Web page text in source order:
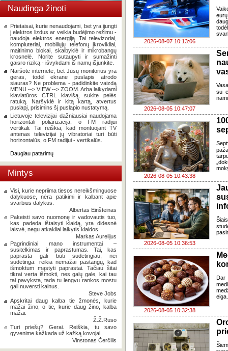
Naudinga žinoti
Prietaisai, kurie nenaudojami, bet yra įjungti
į elektros lizdus ar veikia budėjimo režimu -
naudoja elektros energiją. Tai televizoriai,
kompiuteriai, mobiliųjų telefonų įkrovikliai,
maitinimo blokai, skalbyklė ir mikrobangų
krosnelė. Norite sutaupyti ir sumažinti
gaisro riziką - išvykdami iš namų išjunkite.
Naršote internete, bet Jūsų monitorius yra
geras, todėl ekrane puslapis atrodo
siauras? Ne problema - padidinkite vaizdą
MENU --> VIEW --> ZOOM. Arba laikydami
klaviatūros CTRL klavišą, sukite pelės
ratuką. Naršyklė ir kitą kartą, atvertus
puslapį, prisimins šį puslapio nustatymą.
Lietuvoje televizijai dažniausiai naudojama
horizontali poliarizacija, o FM radijui
vertikali. Tai reiškia, kad montuojant TV
antenas televizijai jų vibratoriai turi būti
horizontalūs, o FM radijui - vertikalūs.
Daugiau patarimų
Mintys
Visi, kurie nepriima tiesos nereikšminguose
dalykuose, nėra patikimi ir kalbant apie
svarbius dalykus.
Albertas Einšteinas
Pakeisti savo nuomonę ir vadovautis tuo,
kas padeda ištaisyti klaidą, yra didesnė
laisvė, negu atkakliai laikytis klaidos.
Markas Aurelijus
Pagrindiniai mano instrumentai –
susitelkimas ir paprastumas. Tai, kas
paprasta gali būti sudėtingiau, nei
sudėtinga: reikia nemažai pastangų, kad
išmoktum mąstyti paprastai. Tačiau šitai
tikrai verta išmokti, nes galų gale, kai tau
tai pavyksta, tada tu lengvu rankos mostu
gali nuversti kalnus.
Steve Jobs
Apskritai daug kalba tie žmonės, kurie
mažai žino, o tie, kurie daug žino, kalba
mažai.
Ž.Ž.Ruso
Turi priešų? Gerai. Reiškia, tu savo
gyvenime kažkada už kažką kovojai.
Vinstonas Čerčilis
2026-08-07 10:13:06
2026-08-05 10:47:07
su
2026-08-05 10:43:38
2026-08-05 10:36:53
2026-08-05 10:32:38
Dar